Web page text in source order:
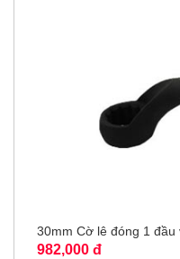
30mm Cờ lê đóng 1 đầu
982,000 đ